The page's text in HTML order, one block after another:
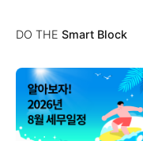
DO THE Smart Block